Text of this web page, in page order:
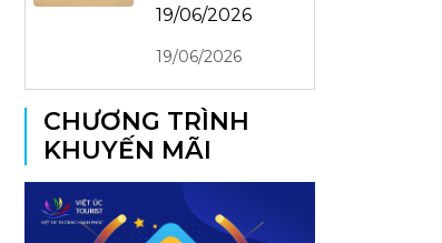
19/06/2026
19/06/2026
CHƯƠNG TRÌNH
KHUYẾN MÃI